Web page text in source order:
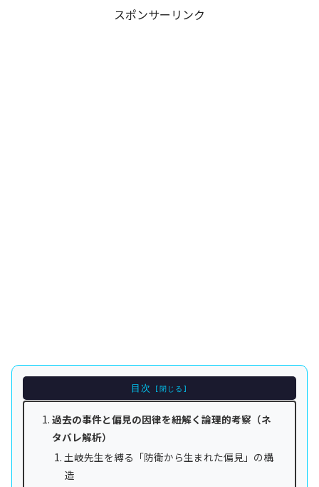
スポンサーリンク
目次
過去の事件と偏見の因律を紐解く論理的考察（ネ
タバレ解析）
土岐先生を縛る「防衛から生まれた偏見」の構
造